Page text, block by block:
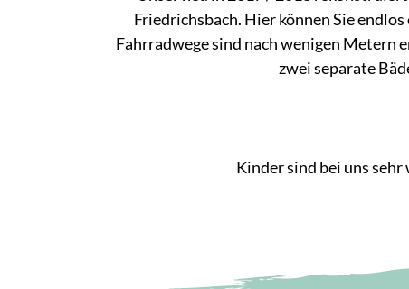
Friedrichsbach. Hier können Sie
Fahrradwege sind nach wenigen Metern
zwei separate
Kinder sind bei uns